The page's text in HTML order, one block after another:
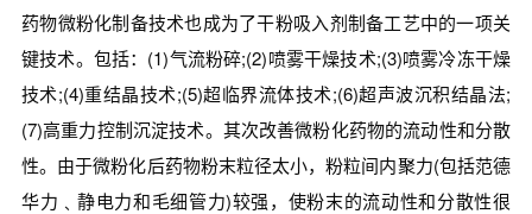
药物微粉化制备技术也成为了干粉吸入剂制备工艺中的一项关
键技术。包括：(1)气流粉碎;(2)喷雾干燥技术;(3)喷雾冷冻干燥
技术;(4)重结晶技术;(5)超临界流体技术;(6)超声波沉积结晶法;
(7)高重力控制沉淀技术。其次改善微粉化药物的流动性和分散
性。由于微粉化后药物粉末粒径太小，粉粒间内聚力(包括范德
华力﹑静电力和毛细管力)较强，使粉末的流动性和分散性很